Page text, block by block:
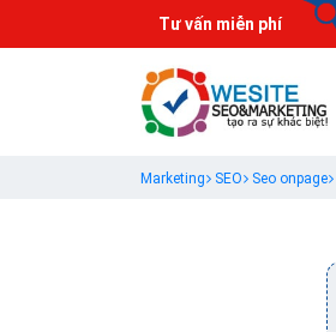
Tư vấn miễn phí
Marketing SEO Seo onpage